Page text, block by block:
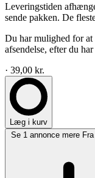
Leveringstiden
sende pakken. De
Du har mulighed for
afsendelse, efter du
· 39,00 kr.
Læg i kurv
Se 1 annonce mere